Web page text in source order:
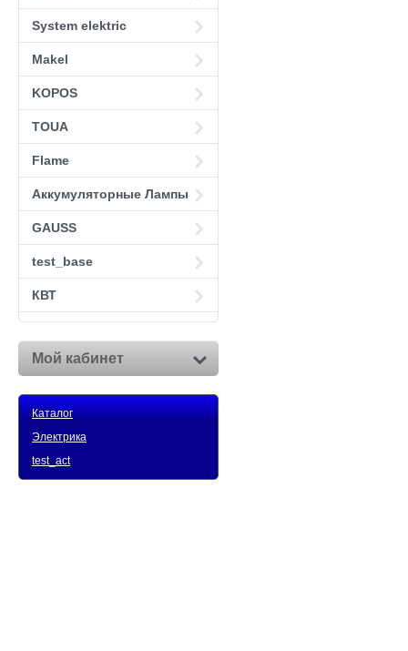
System elektric
Makel
KOPOS
TOUA
Flame
Аккумуляторные Лампы
GAUSS
test_base
КВТ
Мой кабинет
Каталог
Электрика
test_act